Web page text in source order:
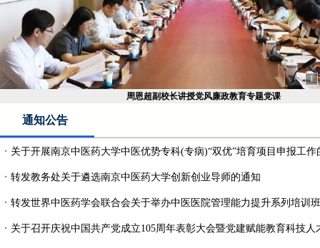
1
周恩超副校长讲授党风廉政教育专题党课
通知公告
・ 关于开展南京中医药大学中医优势专科(专病)“双优”培育项目申报工作
・ 转发教务处关于遴选南京中医药大学创新创业导师的通知
・ 转发世界中医药学会联合会关于举办中医医院管理能力提升系列培训
・ 关于召开庆祝中国共产党成立105周年表彰大会暨党建赋能教育科技人